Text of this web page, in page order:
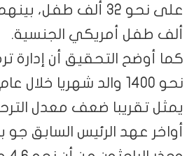
ألف طفل أمريكي الجنسية.
كما أوضح التحقيق أن إدارة
يمثل تقريبا ضعف معدل
أواخر عهد الرئيس السابق جو